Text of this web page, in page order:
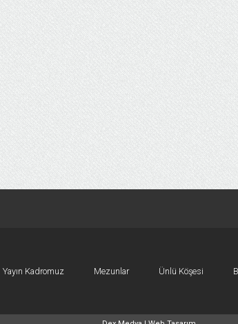
Yayın Kadromuz Mezunlar Ünlü Köşesi